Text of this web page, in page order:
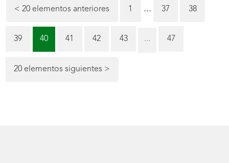
la< 20 elementos anteriores 1 ... Página
37 Página
38
Página
39 Página
40 Página
41 Página
42 Página
43 ... Página
47
20 elementos siguientes >